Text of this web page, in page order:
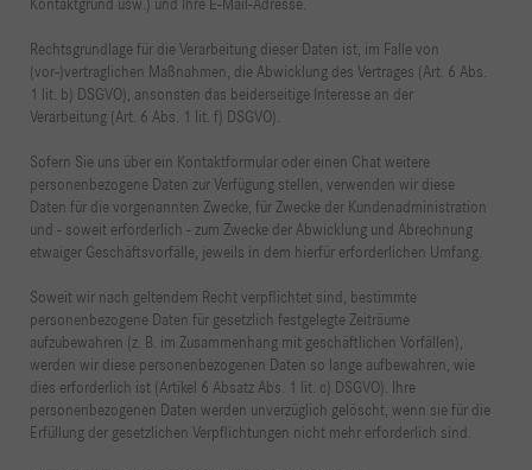
Kontaktgrund usw.) und Ihre E-Mail-Adresse.
Rechtsgrundlage für die Verarbeitung dieser Daten ist, im Falle von
(vor-)vertraglichen Maßnahmen, die Abwicklung des Vertrages (Art. 6 Abs.
1 lit. b) DSGVO), ansonsten das beiderseitige Interesse an der
Verarbeitung (Art. 6 Abs. 1 lit. f) DSGVO).
Sofern Sie uns über ein Kontaktformular oder einen Chat weitere
personenbezogene Daten zur Verfügung stellen, verwenden wir diese
Daten für die vorgenannten Zwecke, für Zwecke der Kundenadministration
und - soweit erforderlich - zum Zwecke der Abwicklung und Abrechnung
etwaiger Geschäftsvorfälle, jeweils in dem hierfür erforderlichen Umfang.
Soweit wir nach geltendem Recht verpflichtet sind, bestimmte
personenbezogene Daten für gesetzlich festgelegte Zeiträume
aufzubewahren (z. B. im Zusammenhang mit geschäftlichen Vorfällen),
werden wir diese personenbezogenen Daten so lange aufbewahren, wie
dies erforderlich ist (Artikel 6 Absatz Abs. 1 lit. c) DSGVO). Ihre
personenbezogenen Daten werden unverzüglich gelöscht, wenn sie für die
Erfüllung der gesetzlichen Verpflichtungen nicht mehr erforderlich sind.